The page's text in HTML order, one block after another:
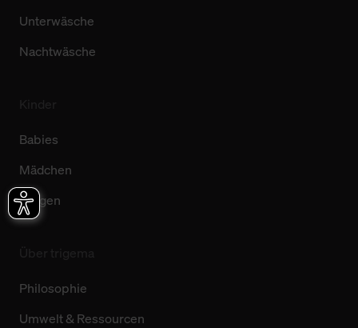
Unterwäsche
Nachtwäsche
Babies
Mädchen
Jungen
Philosophie
Umwelt & Ressourcen